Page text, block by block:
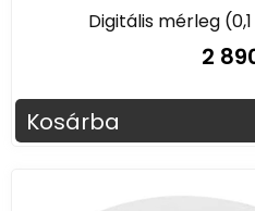
Digitális mérleg
2
Kosárba